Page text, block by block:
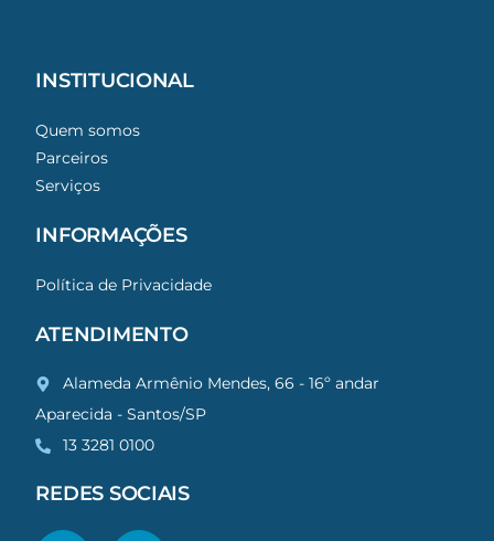
INSTITUCIONAL
Quem somos
Parceiros
Serviços
INFORMAÇÕES
Política de Privacidade
ATENDIMENTO
Alameda Armênio Mendes, 66 - 16º andar
Aparecida - Santos/SP
13 3281 0100
REDES SOCIAIS